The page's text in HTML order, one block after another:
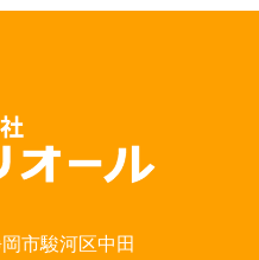
市駿河区中田